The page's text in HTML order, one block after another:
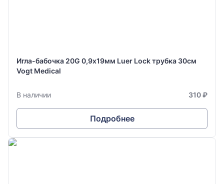
Игла-бабочка 20G 0,9х19мм Luer Lock трубка 30см
Vogt Medical
В наличии 310 ₽
Подробнее